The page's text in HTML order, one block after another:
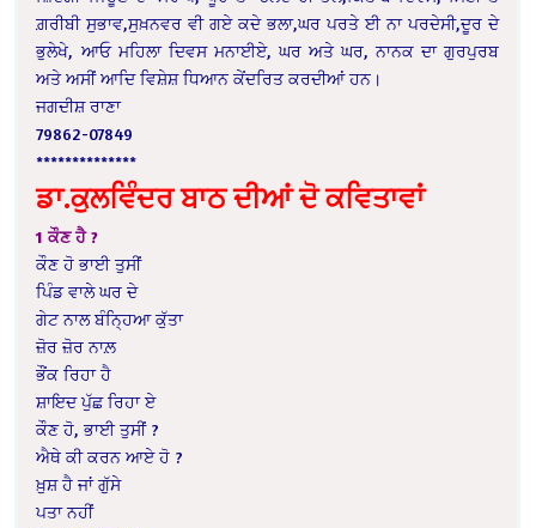
ਗ਼ਰੀਬੀ ਸੁਭਾਵ,ਸੁਖ਼ਨਵਰ ਵੀ ਗਏ ਕਦੇ ਭਲਾ,ਘਰ ਪਰਤੇ ਈ ਨਾ ਪਰਦੇਸੀ,ਦੂਰ ਦੇ
ਭੁਲੇਖੇ, ਆਓ ਮਹਿਲਾ ਦਿਵਸ ਮਨਾਈਏ, ਘਰ ਅਤੇ ਘਰ, ਨਾਨਕ ਦਾ ਗੁਰਪੁਰਬ
ਅਤੇ ਅਸੀਂ ਆਦਿ ਵਿਸ਼ੇਸ਼ ਧਿਆਨ ਕੇਂਦਰਿਤ ਕਰਦੀਆਂ ਹਨ।
ਜਗਦੀਸ਼ ਰਾਣਾ
79862-07849
**************
ਡਾ.ਕੁਲਵਿੰਦਰ ਬਾਠ ਦੀਆਂ ਦੋ ਕਵਿਤਾਵਾਂ
1 ਕੌਣ ਹੈ ?
ਕੌਣ ਹੋ ਭਾਈ ਤੁਸੀਂ
ਪਿੰਡ ਵਾਲੇ ਘਰ ਦੇ
ਗੇਟ ਨਾਲ ਬੰਨ੍ਹਿਆ ਕੁੱਤਾ
ਜ਼ੋਰ ਜ਼ੋਰ ਨਾਲ਼
ਭੌਂਕ ਰਿਹਾ ਹੈ
ਸ਼ਾਇਦ ਪੁੱਛ ਰਿਹਾ ਏ
ਕੌਣ ਹੋ, ਭਾਈ ਤੁਸੀਂ ?
ਐਥੇ ਕੀ ਕਰਨ ਆਏ ਹੋ ?
ਖ਼ੁਸ਼ ਹੈ ਜਾਂ ਗੁੱਸੇ
ਪਤਾ ਨਹੀਂ